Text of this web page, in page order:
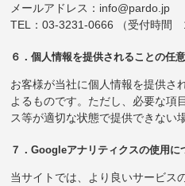
メールアドレス：info@pardo.jp
TEL：03-3231-0666 （受付時間
６．個人情報を提供されることの任
お客様が当社に個人情報を提供さ
よるものです。ただし、必要な項
ス等が適切な状態で提供できない
７．Googleアナリティクスの使用に
当サイトでは、より良いサービス